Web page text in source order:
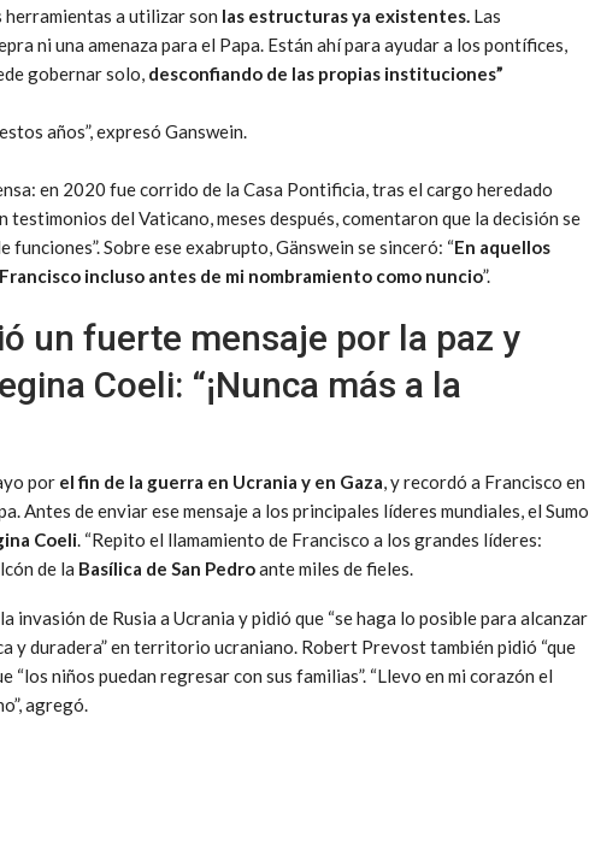
herramientas a utilizar son las estructuras ya existentes. Las
ni una amenaza para el Papa. Están ahí para ayudar a los pontífices,
gobernar solo, desconfiando de las propias instituciones”
años”, expresó Ganswein.
en 2020 fue corrido de la Casa Pontificia, tras el cargo heredado
del Vaticano, meses después, comentaron que la decisión se
Sobre ese exabrupto, Gänswein se sinceró: “En aquellos
incluso antes de mi nombramiento como nuncio”.
un fuerte mensaje por la paz y
Coeli: “¡Nunca más a la
por el fin de la guerra en Ucrania y en Gaza, y recordó a Francisco en
Antes de enviar ese mensaje a los principales líderes mundiales, el Sumo
Coeli. “Repito el llamamiento de Francisco a los grandes líderes:
de la Basílica de San Pedroante miles de fieles.
invasión de Rusia a Ucrania y pidió que “se haga lo posible para alcanzar
y duradera” en territorio ucraniano. Robert Prevost también pidió “que
“los niños puedan regresar con sus familias”. “Llevo en mi corazón el
agregó.